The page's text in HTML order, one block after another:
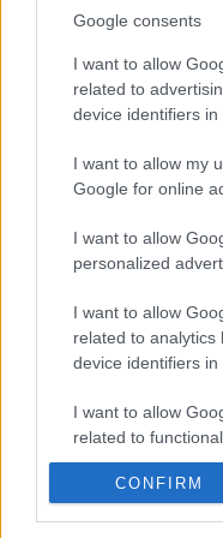
Google consents
I want to allow
related to
device identifiers in
I want to allow my
Google for online
I want to allow
personalized
I want to allow
related to analytics
device identifiers in
I want to allow
related to
I want to allow
CONFIRM
tema, kaya't hindi
Tungkol sa
Si Mikkel ang
Siya ay may higit
programmer/
kasalukuyang
isang malaking